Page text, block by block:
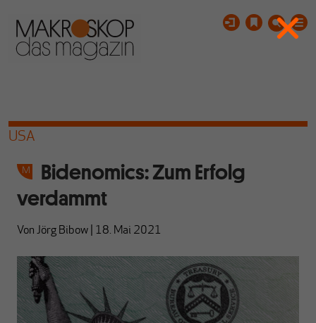
USA
Bidenomics: Zum Erfolg
verdammt
Von Jörg Bibow 18. Mai 2021